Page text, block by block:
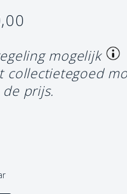
mogelijk
collectietegoed
prijs.